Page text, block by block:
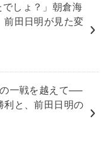
でしょ？」朝倉海
前田日明が見た変
一戦を越えて──
利と、前田日明の